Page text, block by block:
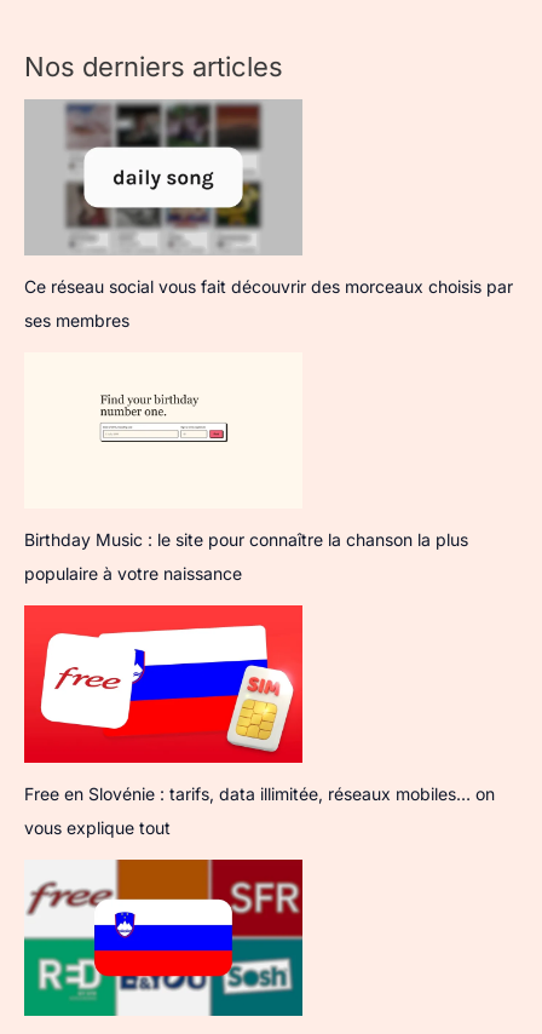
Nos derniers articles
Ce réseau social vous fait découvrir des morceaux choisis par
ses membres
Birthday Music : le site pour connaître la chanson la plus
populaire à votre naissance
Free en Slovénie : tarifs, data illimitée, réseaux mobiles… on
vous explique tout